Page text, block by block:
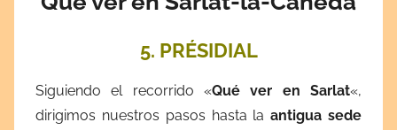
5. PRÉSIDIAL
Siguiendo el recorrido «Qué ver en Sarlat«,
dirigimos nuestros pasos hasta laantigua sede